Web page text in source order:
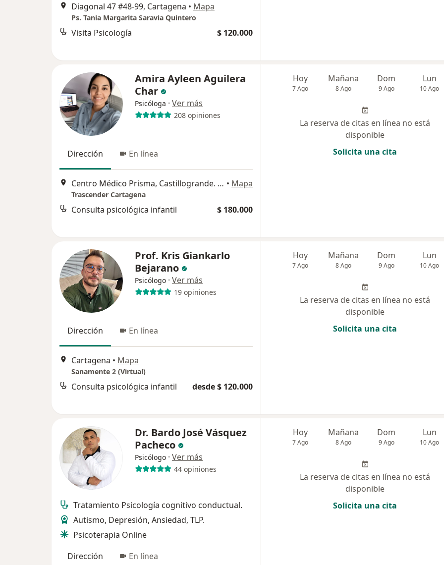
Diagonal 47 #48-99, Cartagena • Mapa
Ps. Tania Margarita Saravia Quintero
Visita Psicología $ 120.000
Amira Ayleen Aguilera
Char
Psicóloga · Ver más
208 opiniones
Dirección En línea
Centro Médico Prisma, Castillogrande. Cra 6 #5-161, Consultorio 604, Cartagena • Mapa
Trascender Cartagena
Consulta psicológica infantil $ 180.000
Hoy
7 Ago
Mañana
8 Ago
Dom
9 Ago
Lun
10 Ago
La reserva de citas en línea no está
disponible
Solicita una cita
Prof. Kris Giankarlo
Bejarano
Psicólogo · Ver más
19 opiniones
Dirección En línea
Cartagena • Mapa
Sanamente 2 (Virtual)
Consulta psicológica infantil desde $ 120.000
Hoy
7 Ago
Mañana
8 Ago
Dom
9 Ago
Lun
10 Ago
La reserva de citas en línea no está
disponible
Solicita una cita
Dr. Bardo José Vásquez
Pacheco
Psicólogo · Ver más
44 opiniones
Tratamiento Psicología cognitivo conductual.
Autismo, Depresión, Ansiedad, TLP.
Psicoterapia Online
Dirección
En línea
Hoy
7 Ago
Mañana
8 Ago
Dom
9 Ago
Lun
10 Ago
La reserva de citas en línea no está
disponible
Solicita una cita